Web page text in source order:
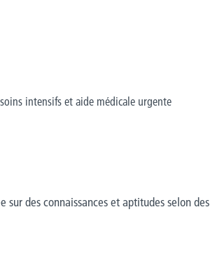
intensifs et aide médicale urgente
des connaissances et aptitudes selon des